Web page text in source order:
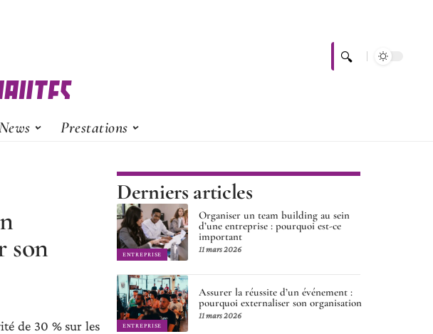
Prestations
son
de 30 % sur les
Derniers articles
ENTREPRISE
Organiser un team building au sein
d’une entreprise : pourquoi est-ce
important
11 mars 2026
ENTREPRISE
Assurer la réussite d’un événement :
pourquoi externaliser son organisation
11 mars 2026